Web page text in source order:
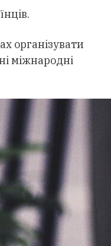
організувати
міжнародні